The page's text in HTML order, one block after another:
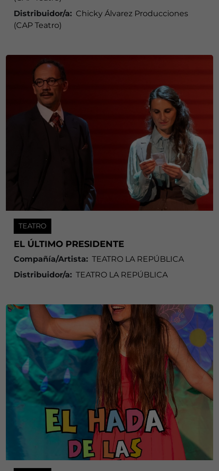
Distribuidor/a: Chicky Álvarez Producciones
(CAP Teatro)
TEATRO
EL ÚLTIMO PRESIDENTE
Compañía/Artista: TEATRO LA REPÚBLICA
Distribuidor/a: TEATRO LA REPÚBLICA